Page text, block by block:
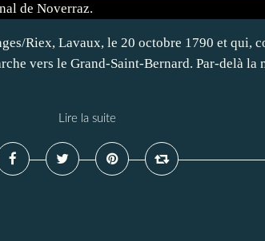
Riex, Lavaux, le 20 octobre 1790 et qui,
vers le Grand-Saint-Bernard. Par-delà la
Lire la suite